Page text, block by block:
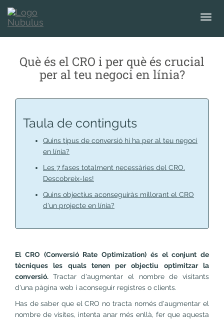
T
Què és el CRO i per què és crucial
per al teu negoci en línia?
Taula de continguts
Quins tipus de conversió hi ha per al teu negoci
en línia?
Les 7 fases totalment necessàries del CRO.
Descobreix-les!
Quins objectius aconseguiràs millorant el CRO
d'un projecte en línia?
El CRO (Conversió Rate Optimization) és el conjunt de
tècniques les quals tenen per objectiu optimitzar la
conversió. Tractar d'augmentar el nombre de visitants
d'una pàgina web i aconseguir registres o clients.
Has de saber que el CRO no tracta només d'augmentar el
nombre de visites, intenta anar més enllà, fer que aquesta